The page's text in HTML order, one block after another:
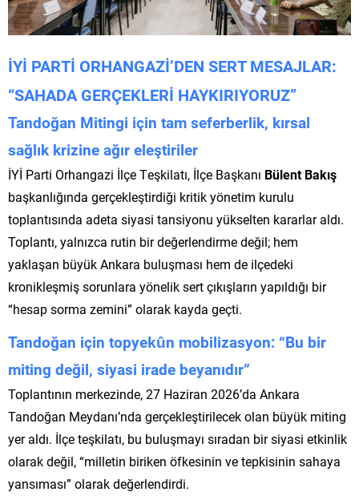
İYİ PARTİ ORHANGAZİ’DEN SERT MESAJLAR:
“SAHADA GERÇEKLERİ HAYKIRIYORUZ”
Tandoğan Mitingi için tam seferberlik, kırsal
sağlık krizine ağır eleştiriler
İYİ Parti Orhangazi İlçe Teşkilatı, İlçe Başkanı Bülent Bakış
başkanlığında gerçekleştirdiği kritik yönetim kurulu
toplantısında adeta siyasi tansiyonu yükselten kararlar aldı.
Toplantı, yalnızca rutin bir değerlendirme değil; hem
yaklaşan büyük Ankara buluşması hem de ilçedeki
kronikleşmiş sorunlara yönelik sert çıkışların yapıldığı bir
“hesap sorma zemini” olarak kayda geçti.
Tandoğan için topyekûn mobilizasyon: “Bu bir
miting değil, siyasi irade beyanıdır”
Toplantının merkezinde, 27 Haziran 2026’da Ankara
Tandoğan Meydanı’nda gerçekleştirilecek olan büyük miting
yer aldı. İlçe teşkilatı, bu buluşmayı sıradan bir siyasi etkinlik
olarak değil, “milletin biriken öfkesinin ve tepkisinin sahaya
yansıması” olarak değerlendirdi.